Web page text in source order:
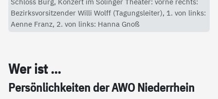
Bezirksvorsitzender Willi Wolff (Tagungsleiter), 1. von links:
Aenne Franz, 2. von links: Hanna Gnoß
Wer ist ...
Per­sön­lich­kei­ten der AWO Nie­der­r­hein